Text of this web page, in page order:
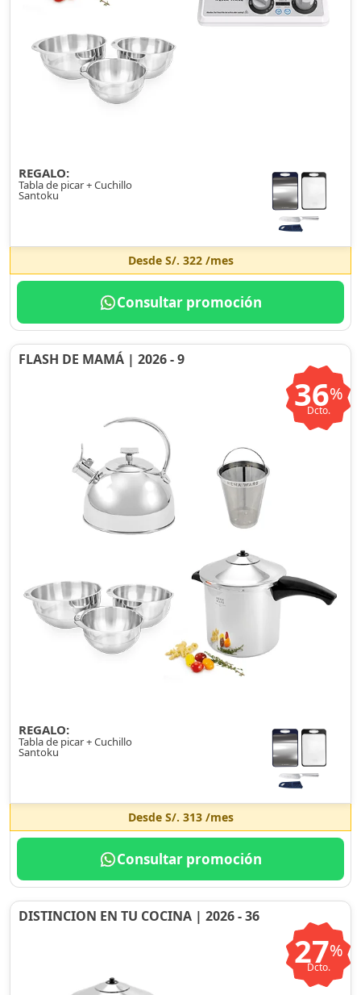
REGALO:
Tabla de picar + Cuchillo
Santoku
Desde S/. 322/mes
Consultar promoción
FLASH DE MAMÁ | 2026 - 9
36%
Dcto.
REGALO:
Tabla de picar + Cuchillo
Santoku
Desde S/. 313/mes
Consultar promoción
DISTINCION EN TU COCINA | 2026 - 36
27%
Dcto.